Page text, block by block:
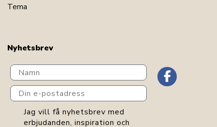
Tema
Nyhetsbrev
Navn
Din e-postadress
GDPR consent
Jag vill få nyhetsbrev med
erbjudanden, inspiration och